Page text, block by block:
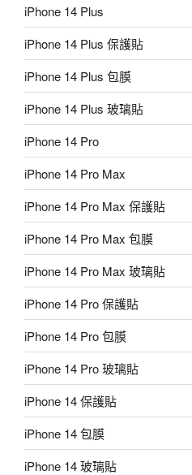
iPhone 14 Plus
iPhone 14 Plus 保護貼
iPhone 14 Plus 包膜
iPhone 14 Plus 玻璃貼
iPhone 14 Pro
iPhone 14 Pro Max
iPhone 14 Pro Max 保護貼
iPhone 14 Pro Max 包膜
iPhone 14 Pro Max 玻璃貼
iPhone 14 Pro 保護貼
iPhone 14 Pro 包膜
iPhone 14 Pro 玻璃貼
iPhone 14 保護貼
iPhone 14 包膜
iPhone 14 玻璃貼